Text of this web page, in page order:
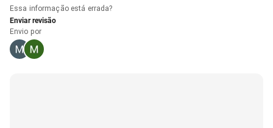
Essa informação está errada?
Enviar revisão
Envio por